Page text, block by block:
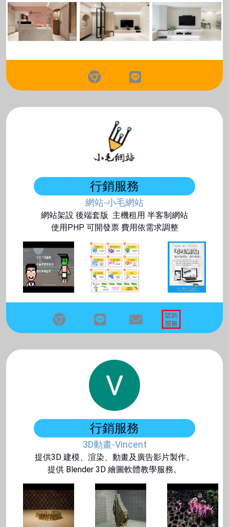
行銷服務
網站-小毛網站
網站架設 後端套版 主機租用 半客制網站
使用PHP 可開發票 費用依需求調整
行銷服務
3D動畫-Vincent
提供3D 建模、渲染、動畫及廣告影片製作。
提供 Blender 3D 繪圖軟體教學服務。